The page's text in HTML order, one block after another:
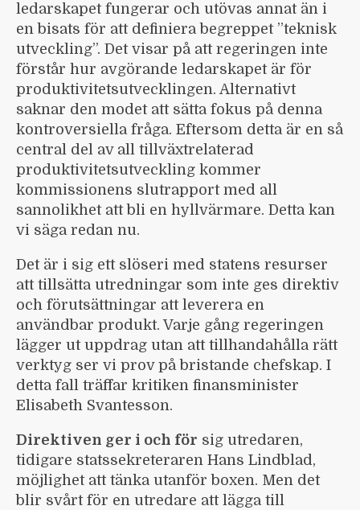
ledarskapet fungerar och utövas annat än i
en bisats för att definiera begreppet ”teknisk
utveckling”. Det visar på att regeringen inte
förstår hur avgörande ledarskapet är för
produktivitetsutvecklingen. Alternativt
saknar den modet att sätta fokus på denna
kontroversiella fråga. Eftersom detta är en så
central del av all tillväxtrelaterad
produktivitetsutveckling kommer
kommissionens slutrapport med all
sannolikhet att bli en hyllvärmare. Detta kan
vi säga redan nu.
Det är i sig ett slöseri med statens resurser
att tillsätta utredningar som inte ges direktiv
och förutsättningar att leverera en
användbar produkt. Varje gång regeringen
lägger ut uppdrag utan att tillhandahålla rätt
verktyg ser vi prov på bristande chefskap. I
detta fall träffar kritiken finansminister
Elisabeth Svantesson.
Direktiven ger i och för sig utredaren,
tidigare statssekreteraren Hans Lindblad,
möjlighet att tänka utanför boxen. Men det
blir svårt för en utredare att lägga till